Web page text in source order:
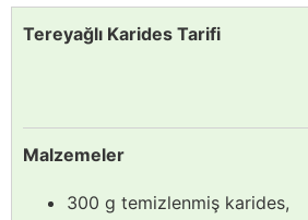
Tereyağlı Karides Tarifi
Malzemeler
300 g temizlenmiş karides,